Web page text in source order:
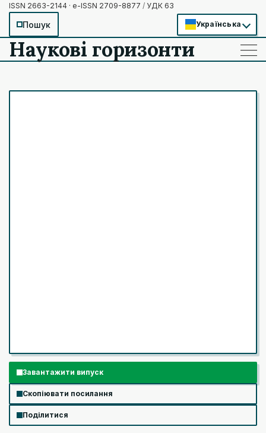
ISSN 2663-2144 · e-ISSN 2709-8877 / УДК 63
Пошук Українська
Наукові горизонти ——
——
——
Завантажити випуск
Скопіювати посилання
Поділитися